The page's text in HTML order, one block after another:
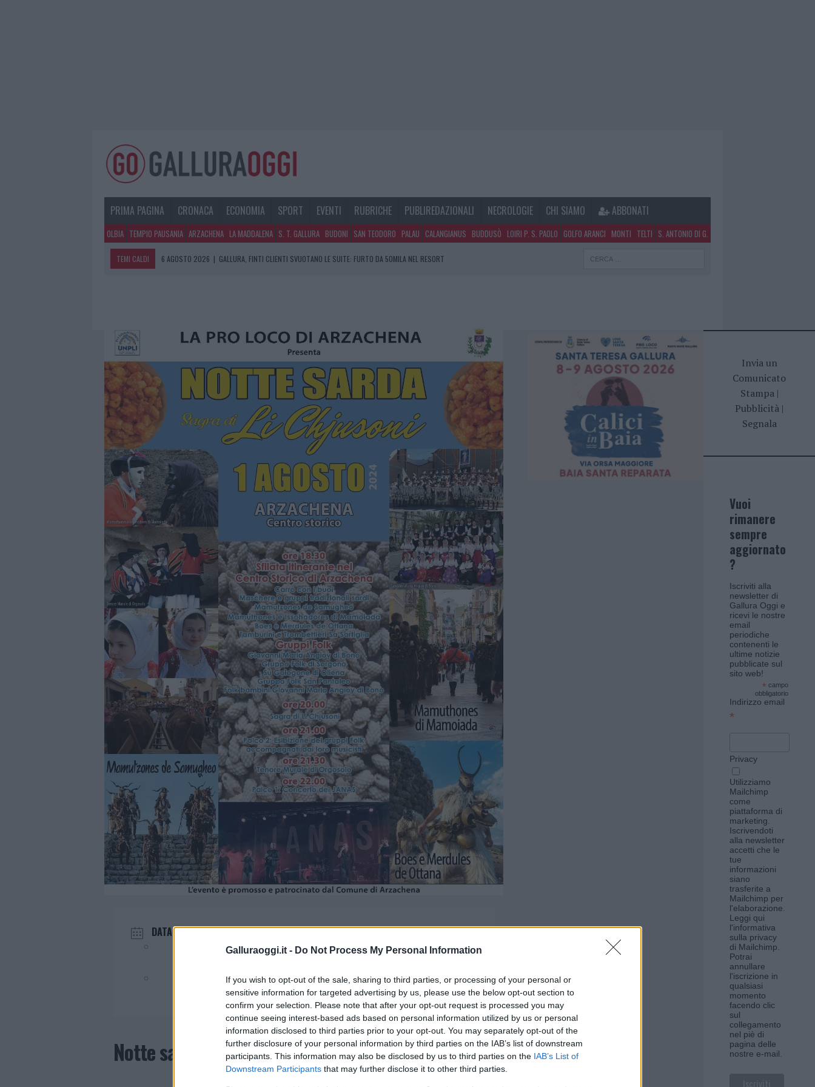
Galluraoggi.it - Do Not Process My Personal Information
If you wish to opt-out of the sale, sharing to third parties, or processing of your personal or
sensitive information for targeted advertising by us, please use the below opt-out section to
confirm your selection. Please note that after your opt-out request is processed you may
continue seeing interest-based ads based on personal information utilized by us or personal
information disclosed to third parties prior to your opt-out. You may separately opt-out of the
further disclosure of your personal information by third parties on the IAB’s list of downstream
participants. This information may also be disclosed by us to third parties on the IAB’s List of
Downstream Participants that may further disclose it to other third parties.
PRIMA PAGINA CRONACA ECONOMIA SPORT EVENTI RUBRICHE PUBLIREDAZIONALI NECROLOGIE CHI SIAMO ABBONATI
OLBIA TEMPIO PAUSANIA ARZACHENA LA MADDALENA S. T. GALLURA BUDONI SAN TEODORO PALAU CALANGIANUS BUDDUSÒ LOIRI P. S. PAOLO GOLFO ARANCI MONTI TELTI S. ANTONIO DI G.
TEMI CALDI 6 AGOSTO 2026 | GALLURA, FINTI CLIENTI SVUOTANO LE SUITE: FURTO DA 50MILA NEL RESORT
6 AGOSTO 2026 | METEO OLBIA 7 AGOSTO, SOLE E CALDO TORNANO PROTAGONISTI
DATA
Evento terminato!
ORA
18:00
Notte sarda con Sagra di li Chjusoni ad Arzachena
Invia un
Comunicato
Stampa|
Pubblicità |
Segnala
Vuoi
rimanere
sempre
aggiornato
?
Iscriviti alla
newsletter di
Gallura Oggi e
ricevi le nostre
email
periodiche
contenenti le
ultime notizie
pubblicate sul
sito web!
* campo
obbligatorio
Indirizzo email
*
Privacy
Utilizziamo
Mailchimp
come
piattaforma di
marketing.
Iscrivendoti
alla newsletter
accetti che le
tue
informazioni
siano
trasferite a
Mailchimp per
l'elaborazione.
Leggi qui
l'informativa
sulla privacy
di Mailchimp.
Potrai
annullare
l'iscrizione in
qualsiasi
momento
facendo clic
sul
collegamento
nel piè di
pagina delle
nostre e-mail.